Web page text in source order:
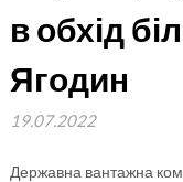
в обхід
Ягодин
19.07.2022
Державна вантажна